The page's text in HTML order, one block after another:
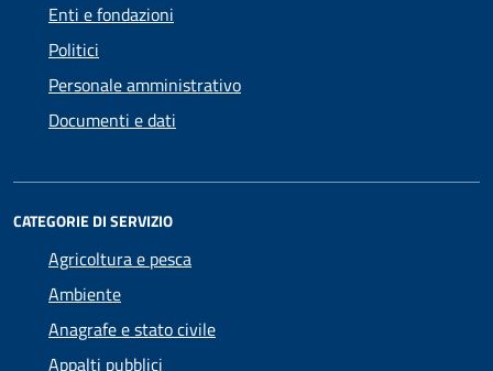
Enti e fondazioni
Politici
Personale amministrativo
Documenti e dati
CATEGORIE DI SERVIZIO
Agricoltura e pesca
Ambiente
Anagrafe e stato civile
Appalti pubblici